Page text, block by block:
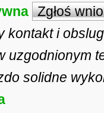
Zgłoś
kontakt i
uzgodnionym
solidne